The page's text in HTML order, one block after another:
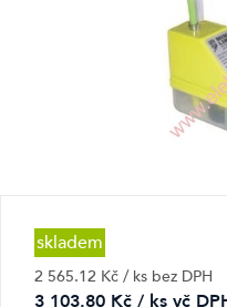
skladem
2 565.12 Kč / ks bez DPH
3 103.80 Kč / ks vč